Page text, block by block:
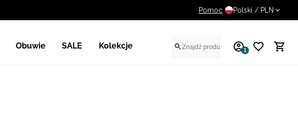
UWAGA NA FAŁSZYWE
Pomoc Polski / PLN
Obuwie SALE Kolekcje 1